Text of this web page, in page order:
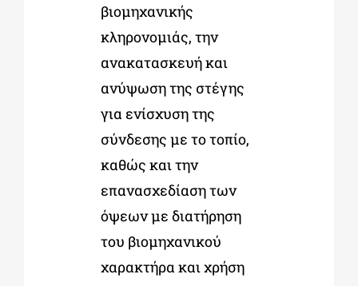
βιομηχανικής
κληρονομιάς, την
ανακατασκευή και
ανύψωση της στέγης
για ενίσχυση της
σύνδεσης με το τοπίο,
καθώς και την
επανασχεδίαση των
όψεων με διατήρηση
του βιομηχανικού
χαρακτήρα και χρήση